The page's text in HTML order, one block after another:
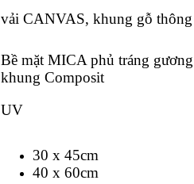
vải CANVAS, khung gỗ thông
Bề mặt MICA phủ tráng
khung Composit
UV
30 x 45cm
40 x 60cm